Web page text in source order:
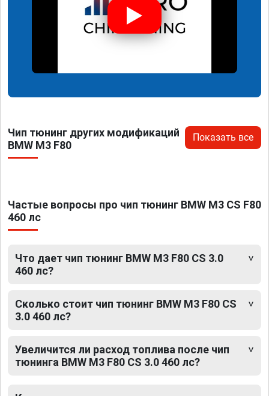
Чип тюнинг других модификаций
BMW M3 F80
Показать все
Частые вопросы про чип тюнинг BMW M3 CS F80
460 лс
Что дает чип тюнинг BMW M3 F80 CS 3.0
460 лс?
Сколько стоит чип тюнинг BMW M3 F80 CS
3.0 460 лс?
Увеличится ли расход топлива после чип
тюнинга BMW M3 F80 CS 3.0 460 лс?